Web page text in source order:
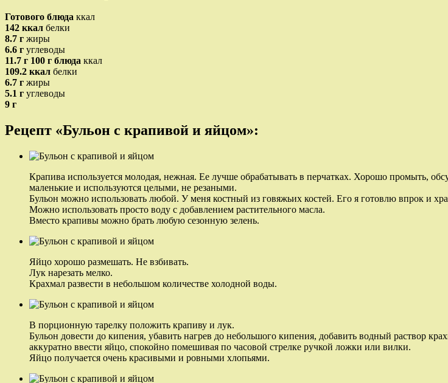
Готового блюда ккал
142 ккал белки
8.7 г жиры
6.6 г углеводы
11.7 г 100 г блюда ккал
109.2 ккал белки
6.7 г жиры
5.1 г углеводы
9 г
Рецепт «Бульон с крапивой и яйцом»:
Крапива используется молодая, нежная. Ее лучше обрабатывать в перчатках. Хорошо промыть,
маленькие и используются целыми, не резаными.
Бульон можно использовать любой. У меня костный из говяжьих костей. Его я готовлю впрок и
Можно использовать просто воду с добавлением растительного масла.
Вместо крапивы можно брать любую сезонную зелень.
Яйцо хорошо размешать. Не взбивать.
Лук нарезать мелко.
Крахмал развести в небольшом количестве холодной воды.
В порционную тарелку положить крапиву и лук.
Бульон довести до кипения, убавить нагрев до небольшого кипения, добавить водный раствор
аккуратно ввести яйцо, спокойно помешивая по часовой стрелке ручкой ложки или вилки.
Яйцо получается очень красивыми и ровными хлопьями.